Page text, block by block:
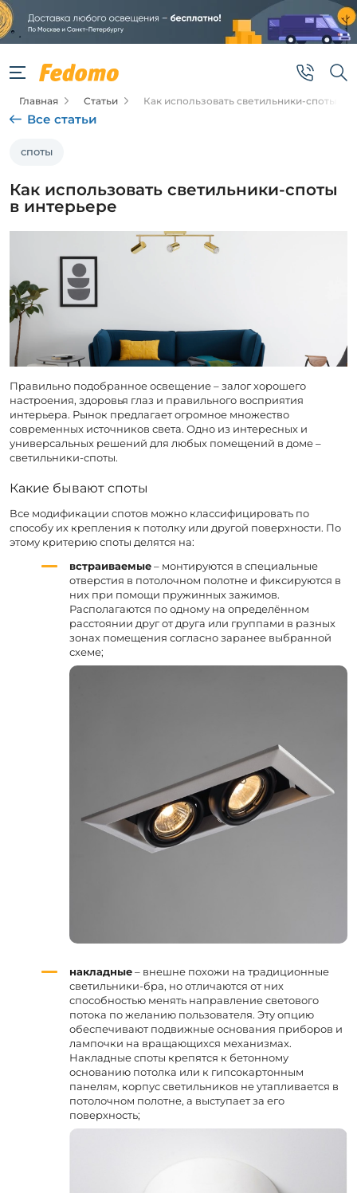
Главная Статьи Как использовать светильники-споты в
Все статьи
споты
Как использовать светильники-споты
в интерьере
Правильно подобранное освещение – залог хорошего
настроения, здоровья глаз и правильного восприятия
интерьера. Рынок предлагает огромное множество
современных источников света. Одно из интересных и
универсальных решений для любых помещений в доме –
светильники-споты.
Какие бывают споты
Все модификации спотов можно классифицировать по
способу их крепления к потолку или другой поверхности. По
этому критерию споты делятся на:
встраиваемые– монтируются в специальные
отверстия в потолочном полотне и фиксируются в
них при помощи пружинных зажимов.
Располагаются по одному на определённом
расстоянии друг от друга или группами в разных
зонах помещения согласно заранее выбранной
схеме;
накладные– внешне похожи на традиционные
светильники-бра, но отличаются от них
способностью менять направление светового
потока по желанию пользователя. Эту опцию
обеспечивают подвижные основания приборов и
лампочки на вращающихся механизмах.
Накладные споты крепятся к бетонному
основанию потолка или к гипсокартонным
панелям, корпус светильников не утапливается в
потолочном полотне, а выступает за его
поверхность;